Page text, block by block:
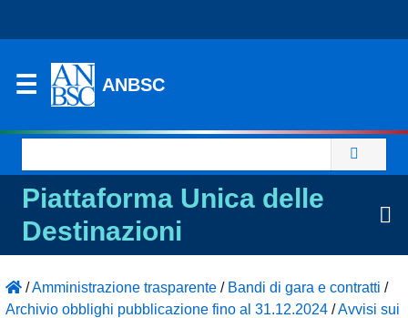
ANBSC
per:
Piattaforma Unica delle
Destinazioni
/Amministrazione trasparente / Bandi di gara e contratti /
Archivio obblighi pubblicazione fino al 31.12.2024 /Avvisi sui